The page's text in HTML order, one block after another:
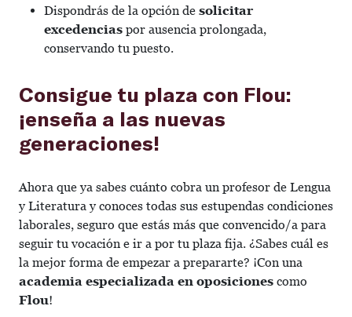
Dispondrás de la opción de solicitar
excedencias por ausencia prolongada,
conservando tu puesto.
Consigue tu plaza con Flou:
¡enseña a las nuevas
generaciones!
Ahora que ya sabes cuánto cobra un profesor de Lengua
y Literatura y conoces todas sus estupendas condiciones
laborales, seguro que estás más que convencido/a para
seguir tu vocación e ir a por tu plaza fija. ¿Sabes cuál es
la mejor forma de empezar a prepararte? ¡Con una
academia especializada en oposiciones como
Flou!